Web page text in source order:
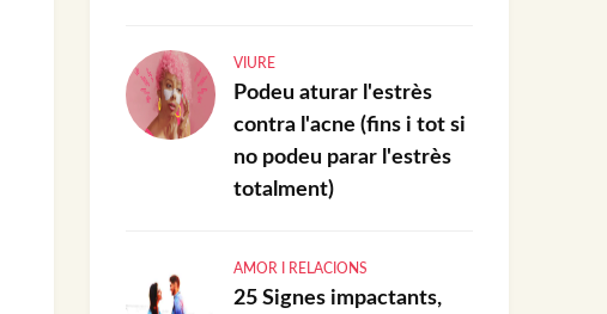
VIURE
Podeu aturar l'estrès
contra l'acne (fins i tot si
no podeu parar l'estrès
totalment)
AMOR I RELACIONS
25 Signes impactants,